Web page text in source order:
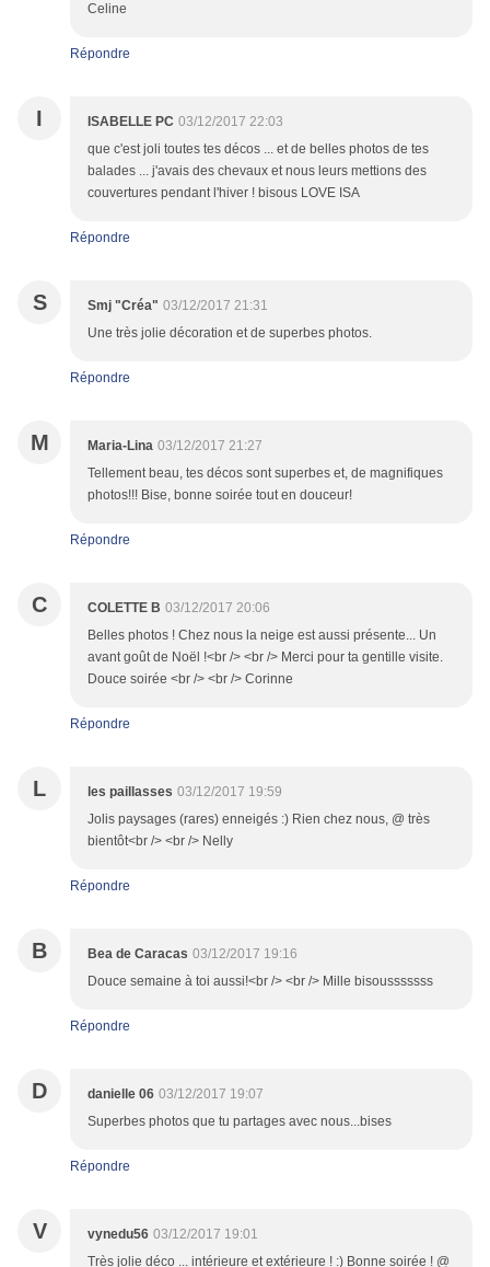
Celine
Répondre
I ISABELLE PC 03/12/2017 22:03
que c'est joli toutes tes décos ... et de belles photos de tes
balades ... j'avais des chevaux et nous leurs mettions des
couvertures pendant l'hiver ! bisous LOVE ISA
Répondre
S Smj "Créa" 03/12/2017 21:31
Une très jolie décoration et de superbes photos.
Répondre
M Maria-Lina 03/12/2017 21:27
Tellement beau, tes décos sont superbes et, de magnifiques
photos!!! Bise, bonne soirée tout en douceur!
Répondre
C COLETTE B 03/12/2017 20:06
Belles photos ! Chez nous la neige est aussi présente... Un
avant goût de Noël !<br /> <br /> Merci pour ta gentille visite.
Douce soirée <br /> <br /> Corinne
Répondre
L les paillasses 03/12/2017 19:59
Jolis paysages (rares) enneigés :) Rien chez nous, @ très
bientôt<br /> <br /> Nelly
Répondre
B Bea de Caracas 03/12/2017 19:16
Douce semaine à toi aussi!<br /> <br /> Mille bisousssssss
Répondre
D danielle 06 03/12/2017 19:07
Superbes photos que tu partages avec nous...bises
Répondre
V vynedu56 03/12/2017 19:01
Très jolie déco ... intérieure et extérieure ! :) Bonne soirée ! @